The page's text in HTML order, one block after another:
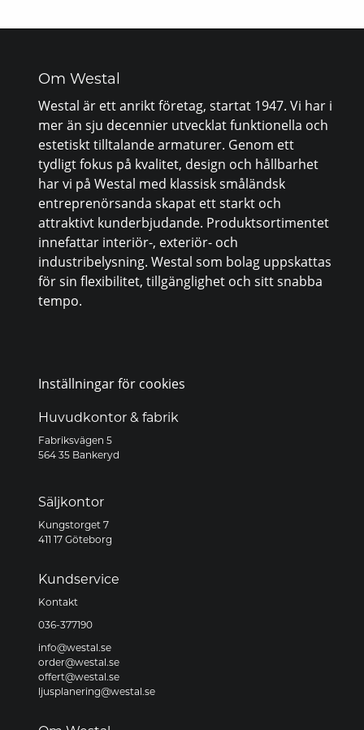
Om Westal
Westal är ett anrikt företag, startat 1947. Vi har i
mer än sju decennier utvecklat funktionella och
estetiskt tilltalande armaturer. Genom ett
tydligt fokus på kvalitet, design och hållbarhet
har vi på Westal med klassisk småländsk
entreprenörsanda skapat ett starkt och
attraktivt kunderbjudande. Produktsortimentet
innefattar interiör-, exteriör- och
industribelysning. Westal som bolag uppskattas
för sin flexibilitet, tillgänglighet och sitt snabba
tempo.
Inställningar för cookies
Huvudkontor & fabrik
Fabriksvägen 5
564 35 Bankeryd
Säljkontor
Kungstorget 7
411 17 Göteborg
Kundservice
Kontakt
036-377190
info@westal.se
order@westal.se
offert@westal.se
ljusplanering@westal.se